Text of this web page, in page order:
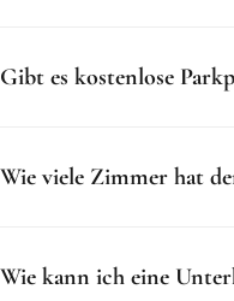
Gibt es kostenlose
Wie viele Zimmer hat
Wie kann ich eine